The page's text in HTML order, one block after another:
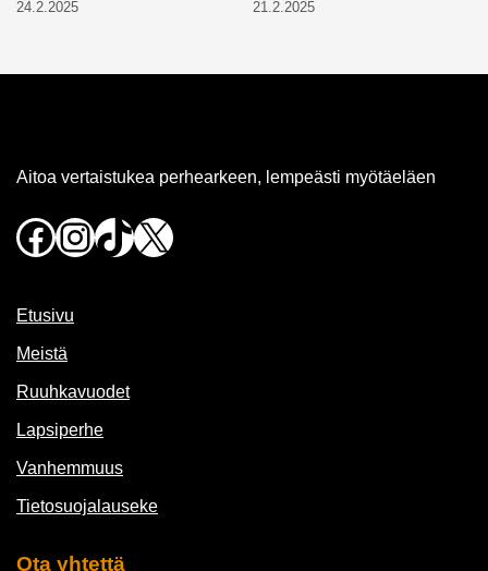
24.2.2025 21.2.2025
Aitoa vertaistukea perhearkeen, lempeästi myötäeläen
Facebook
Instagram
TikTok
X
Etusivu
Meistä
Ruuhkavuodet
Lapsiperhe
Vanhemmuus
Tietosuojalauseke
Ota yhtettä